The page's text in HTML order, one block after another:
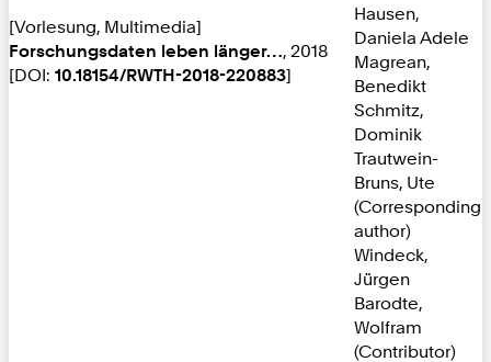
[Vorlesung, Multimedia]
Forschungsdaten leben länger…, 2018
[DOI: 10.18154/RWTH-2018-220883]
Hausen,
Daniela Adele
Magrean,
Benedikt
Schmitz,
Dominik
Trautwein-
Bruns, Ute
(Corresponding
author)
Windeck,
Jürgen
Barodte,
Wolfram
(Contributor)